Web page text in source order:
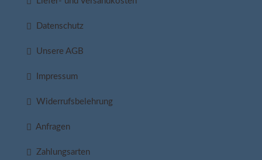
Datenschutz
Unsere AGB
Impressum
Widerrufsbelehrung
Anfragen
Zahlungsarten